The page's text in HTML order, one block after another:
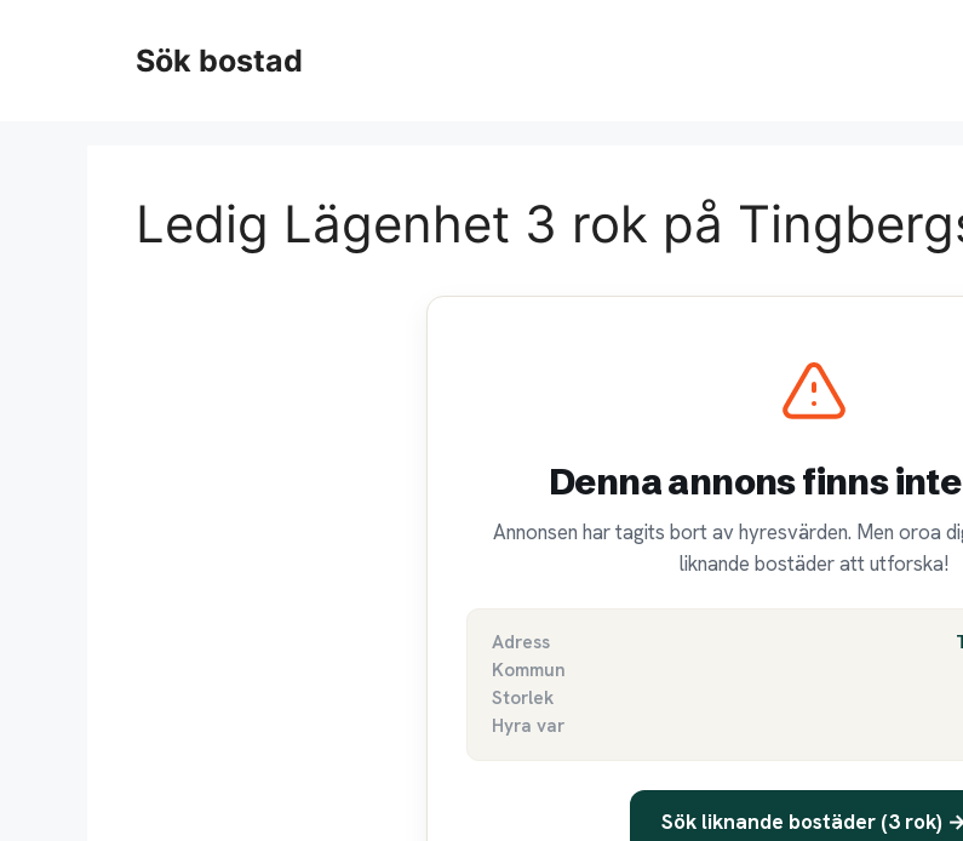
Sök bostad
Ledig Lägenhet 3 rok på
Denna annons finns
Annonsen har tagits bort av hyresvärden. Men oroa
liknande bostäder att utforska!
Adress
Kommun
Storlek
Hyra var
Sök liknande bostäder (3 rok)